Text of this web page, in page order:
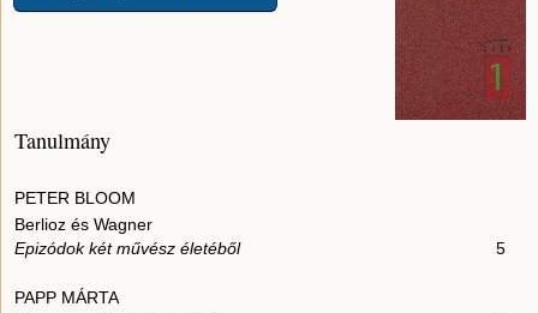
Tanulmány
PETER BLOOM
Berlioz és Wagner
Epizódok két művész életéből
5
PAPP MÁRTA